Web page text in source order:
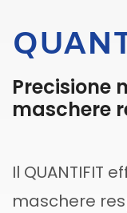
Precisione
maschere
Il QUANTIFIT
maschere